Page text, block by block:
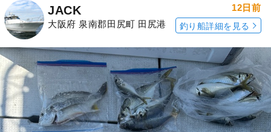
JACK
大阪府 泉南郡田尻町 田尻港
12日前
釣り船詳細を見る